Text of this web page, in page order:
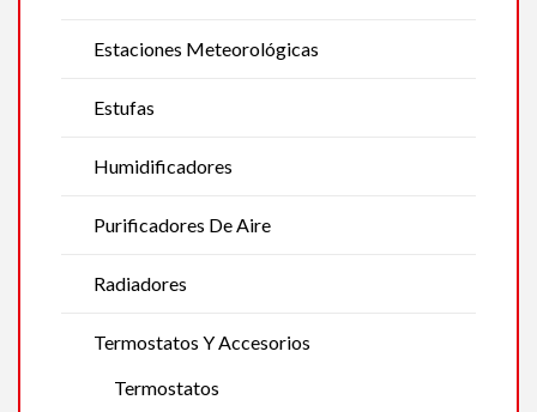
Estaciones Meteorológicas
Estufas
Humidificadores
Purificadores De Aire
Radiadores
Termostatos Y Accesorios
Termostatos